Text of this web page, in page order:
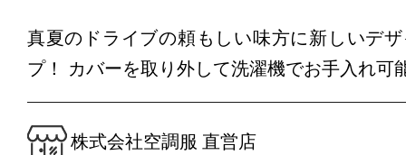
真夏のドライブの頼もしい味方に新しいデ
プ！ カバーを取り外して洗濯機でお手入れ可
株式会社空調服 直営店